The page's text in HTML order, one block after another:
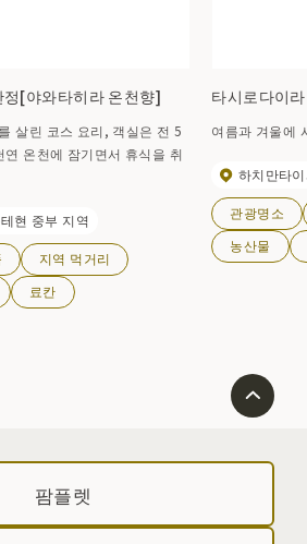
[야와타히라 온천향]
살린 코스 요리, 객실은 전 5
온천에 잠기면서 휴식을 취
현 중부 지역
지역 먹거리
료칸
타시로다이
여름과 겨울에
하치만타
관광명소
농산물
팜플렛